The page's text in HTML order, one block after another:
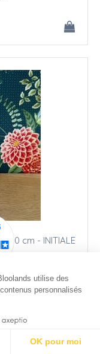
10 cm - INITIALE
utilise des
personnalisés
OK pour moi